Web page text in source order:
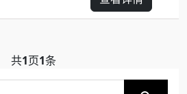
共1页1条